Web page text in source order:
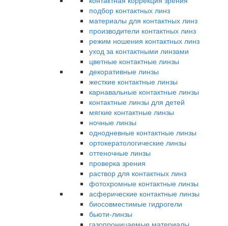
подбор контактных линз
материалы для контактных линз
производители контактных линз
режим ношения контактных линз
уход за контактными линзами
цветные контактные линзы
декоративные линзы
жесткие контактные линзы
карнавальные контактные линзы
контактные линзы для детей
мягкие контактные линзы
ночные линзы
однодневные контактные линзы
ортокератологические линзы
оттеночные линзы
проверка зрения
раствор для контактных линз
фотохромные контактные линзы
асферические контактные линзы
биосовместимые гидрогели
бьюти-линзы